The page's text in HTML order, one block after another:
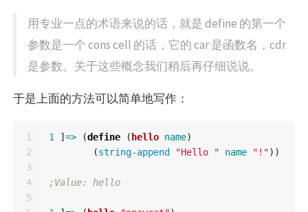
用专业一点的术语来说的话，就是 define 的第一个
参数是一个 cons cell 的话，它的 car 是函数名，cdr
是参数。关于这些概念我们稍后再仔细说说。
于是上面的方法可以简单地写作：
1
2
3
4
5
1 ] => (define ( hello name)
(string-append "Hello " name "!"))
;Value: hello